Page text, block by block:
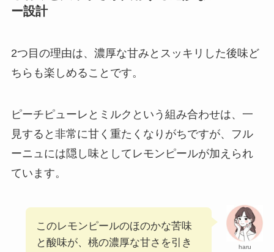
ー設計
2つ目の理由は、濃厚な甘みとスッキリした後味ど
ちらも楽しめることです。
ピーチピューレとミルクという組み合わせは、一
見すると非常に甘く重たくなりがちですが、フル
ーニュには隠し味としてレモンピールが加えられ
ています。
haru
このレモンピールのほのかな苦味
と酸味が、桃の濃厚な甘さを引き